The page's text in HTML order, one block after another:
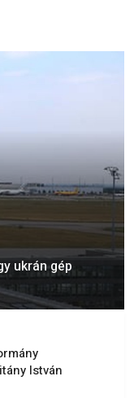
ukrán gép
István